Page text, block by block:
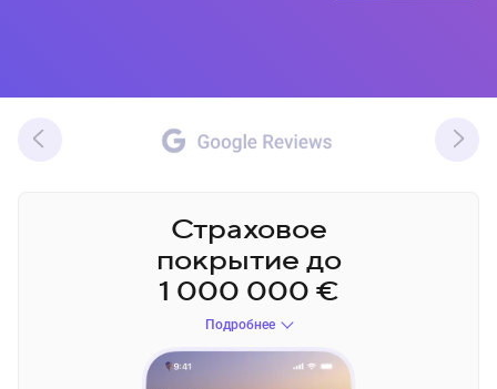
Страховое
покрытие до
1 000 000 €
Подробнее